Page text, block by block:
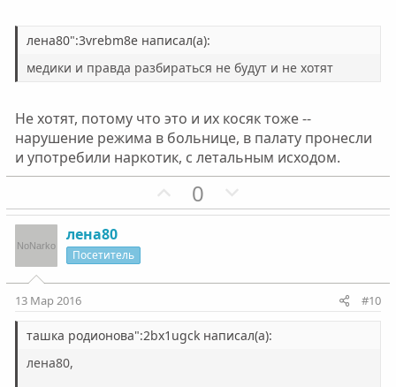
лена80":3vrebm8e написал(а):
медики и правда разбираться не будут и не хотят
Не хотят, потому что это и их косяк тоже --
нарушение режима в больнице, в палату пронесли
и употребили наркотик, с летальным исходом.
П
о
т
н
0
е
т
н
лена80
Посетитель
13 Мар 2016 #10
ташка родионова":2bx1ugck написал(а):
лена80,